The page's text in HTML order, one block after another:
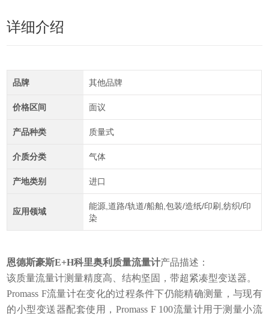
详细介绍
品牌 其他品牌
价格区间 面议
产品种类 质量式
介质分类 气体
产地类别 进口
应用领域
能源,道路/轨道/船舶,包装/造纸/印刷,纺织/印
染
恩德斯豪斯E+H科里奥利质量流量计产品描述：
该质量流量计测量精度高、结构坚固，带超紧凑型变送器。
Promass F流量计在变化的过程条件下仍能精确测量，与现有
的小型变送器配套使用，Promass F 100流量计用于测量小流